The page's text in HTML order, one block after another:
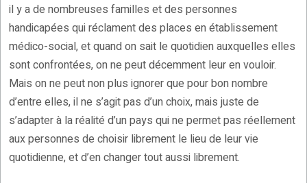
il y a de nombreuses familles et des personnes
handicapées qui réclament des places en établissement
médico-social, et quand on sait le quotidien auxquelles elles
sont confrontées, on ne peut décemment leur en vouloir.
Mais on ne peut non plus ignorer que pour bon nombre
d’entre elles, il ne s’agit pas d’un choix, mais juste de
s’adapter à la réalité d’un pays qui ne permet pas réellement
aux personnes de choisir librement le lieu de leur vie
quotidienne, et d’en changer tout aussi librement.